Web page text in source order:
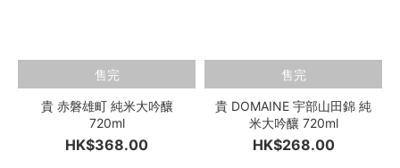
售完
貴 赤磐雄町 純米大吟釀
720ml
HK$368.00
售完
貴 DOMAINE 宇部山田錦 純
米大吟釀 720ml
HK$268.00